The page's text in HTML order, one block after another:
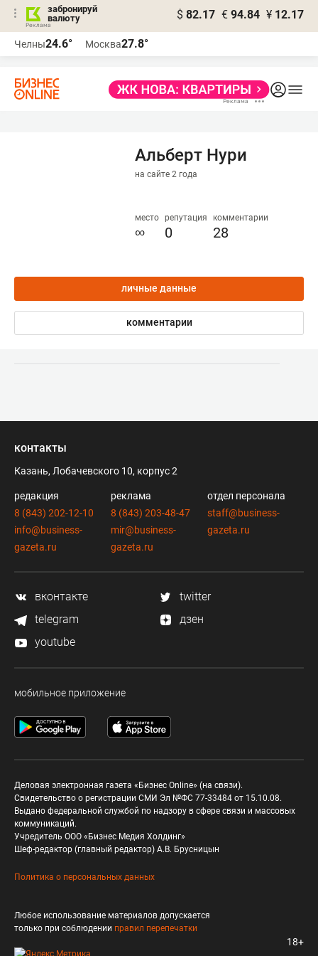
забронируй
валюту
$ 82.17 € 94.84 ¥ 12.17
Челны24.6° Москва27.8°
Альберт Нури
на сайте 2 года
место
∞
репутация
0
комментарии
28
личные данные
комментарии
контакты
Казань, Лобачевского 10, корпус 2
редакция
8 (843) 202-12-10
info@business-
gazeta.ru
реклама
8 (843) 203-48-47
mir@business-
gazeta.ru
отдел персонала
staff@business-
gazeta.ru
вконтакте
twitter
telegram
дзен
youtube
мобильное приложение
Деловая электронная газета «Бизнес Online» (на связи).
Свидетельство о регистрации СМИ Эл №ФС 77-33484 от 15.10.08.
Выдано федеральной службой по надзору в сфере связи и массовых
коммуникаций.
Учредитель ООО «Бизнес Медия Холдинг»
Шеф-редактор (главный редактор) А.В. Брусницын
Политика о персональных данных
Любое использование материалов допускается
только при соблюдении правил перепечатки
18+